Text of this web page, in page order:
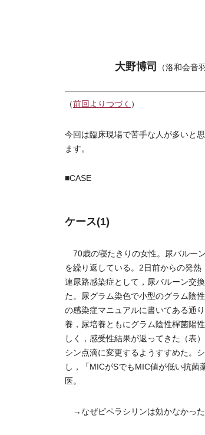
大野博司 （洛和会音
（前回よりつづく ）
今回は臨床現場で苦手な人が多いと
ます。
■CASE
ケース(1)
70歳の寝たきりの女性。尿バルー
を繰り返している。2日前からの発
連尿路感染症として，尿バルーン交
た。尿グラム染色で小型のグラム陰
の感染症マニュアルに書いてある通
養，尿培養ともにグラム陰性桿菌陽
しく，感受性結果が返ってきた（表
シン点滴に変更するようすすめた。
し，「MICがSでもMIC値が低い抗菌
医。
→なぜピペラシリンは効かなかっ